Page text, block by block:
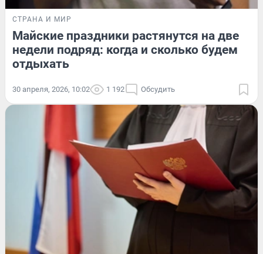
СТРАНА И МИР
Майские праздники растянутся на две
недели подряд: когда и сколько будем
отдыхать
30 апреля, 2026, 10:02 1 192 Обсудить